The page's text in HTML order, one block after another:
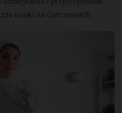
nauki na ćwiczeniach.